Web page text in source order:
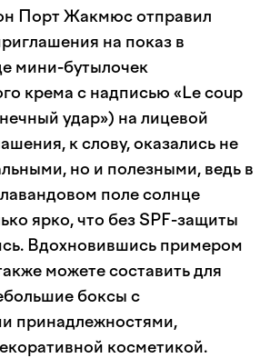
Порт Жакмюс отправил
на показ в
мини-бутылочек
крема с надписью «Le coup
удар») на лицевой
к слову, оказались не
но и полезными, ведь в
поле солнце
ярко, что без SPF-защиты
Вдохновившись примером
можете составить для
боксы с
принадлежностями,
косметикой.